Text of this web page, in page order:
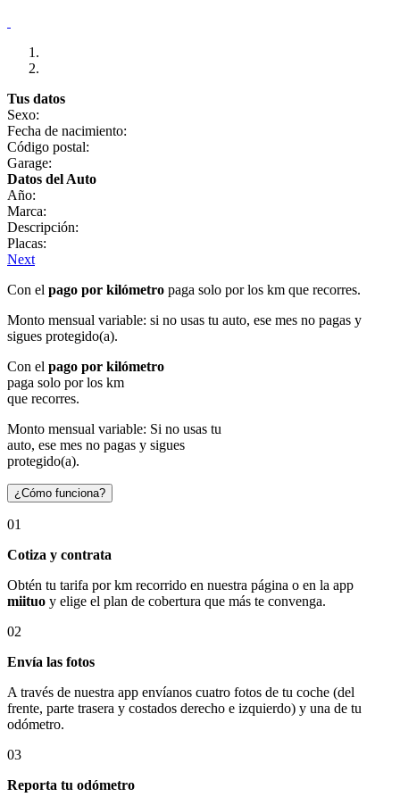
Tus datos
Sexo:
Fecha de nacimiento:
Código postal:
Garage:
Datos del Auto
Año:
Marca:
Descripción:
Placas:
Next
Con el pago por kilómetro paga solo por los km que recorres.
Monto mensual variable: si no usas tu auto, ese mes no pagas y
sigues protegido(a).
Con el pago por kilómetro
paga solo por los km
que recorres.
Monto mensual variable: Si no usas tu
auto, ese mes no pagas y sigues
protegido(a).
¿Cómo funciona?
01
Cotiza y contrata
Obtén tu tarifa por km recorrido en nuestra página o en la app
miituo y elige el plan de cobertura que más te convenga.
02
Envía las fotos
A través de nuestra app envíanos cuatro fotos de tu coche (del
frente, parte trasera y costados derecho e izquierdo) y una de tu
odómetro.
03
Reporta tu odómetro